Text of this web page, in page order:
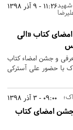
11:26 - 9 آذر 1398شهید
کتاب «الی
و جشن امضاء کتاب
با حضور علی آسترکی
09:00 - 3 آذر 1398
جشن امضای کتاب